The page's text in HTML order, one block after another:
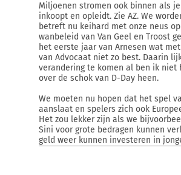
Miljoenen stromen ook binnen als je
inkoopt en opleidt. Zie AZ. We
betreft nu keihard met onze neus
wanbeleid van Van Geel en Troost
het eerste jaar van Arnesen wat
van Advocaat niet zo best. Daarin
verandering te komen al ben ik niet
over de schok van D-Day heen.
We moeten nu hopen dat het spel
aanslaat en spelers zich ook
Het zou lekker zijn als we
Sini voor grote bedragen kunnen
geld weer kunnen investeren in